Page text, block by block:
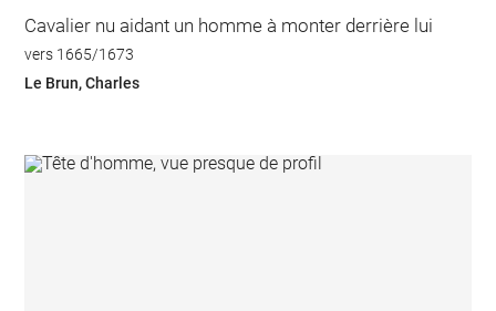
Cavalier nu aidant un homme à monter derrière lui
vers 1665/1673
Le Brun, Charles